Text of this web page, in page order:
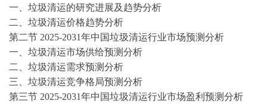
一、垃圾清运的研究进展及趋势分析
二、垃圾清运价格趋势分析
第二节 2025-2031年中国垃圾清运行业市场预测分析
一、垃圾清运市场供给预测分析
二、垃圾清运需求预测分析
三、垃圾清运竞争格局预测分析
第三节 2025-2031年中国垃圾清运行业市场盈利预测分析